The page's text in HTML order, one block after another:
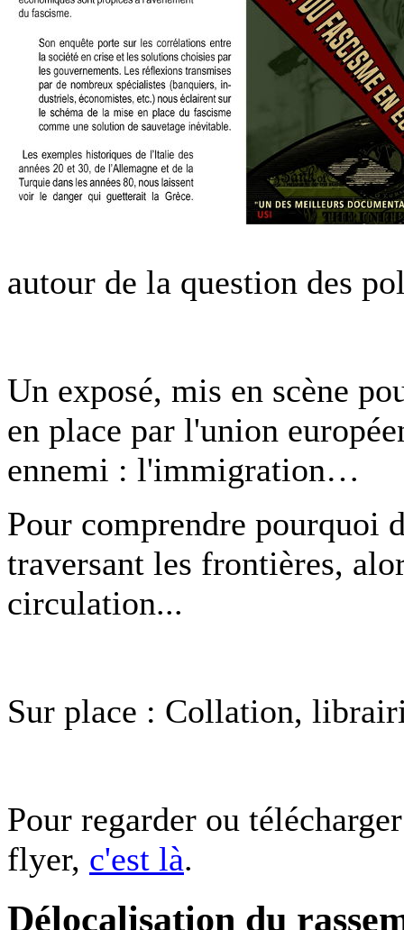
autour de la question des
Un exposé, mis en scène
en place par l'union
ennemi : l'immigration…
Pour comprendre pourquoi
traversant les frontières,
circulation...
Sur place : Collation,
Pour regarder ou
flyer, c'est là.
Délocalisation du